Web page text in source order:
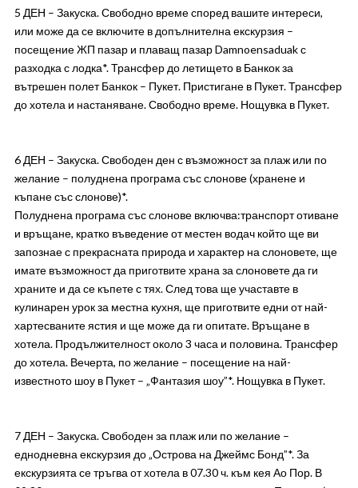
5 ДЕН – Закуска. Свободно време според вашите интереси,
или може да се включите в допълнителна екскурзия –
посещение ЖП пазар и плаващ пазар Damnoensaduak с
разходка с лодка*. Трансфер до летището в Банкок за
вътрешен полет Банкок – Пукет. Пристигане в Пукет. Трансфер
до хотела и настаняване. Свободно време. Нощувка в Пукет.
6 ДЕН – Закуска. Свободен ден с възможност за плаж или по
желание – полуднена програма със слонове (хранене и
къпане със слонове)*.
Полуднена програма със слонове включва:транспорт отиване
и връщане, кратко въведение от местен водач който ще ви
запознае с прекрасната природа и характер на слоновете, ще
имате възможност да приготвите храна за слоновете да ги
храните и да се къпете с тях. След това ще участавте в
кулинарен урок за местна кухня, ще приготвите едни от най-
хартесваните ястия и ще може да ги опитате. Връщане в
хотела. Продължителност около 3 часа и половина. Трансфер
до хотела. Вечерта, по желание – посещение на най-
известното шоу в Пукет – „Фантазия шоу”*. Нощувка в Пукет.
7 ДЕН – Закуска. Свободен за плаж или по желание –
еднодневна екскурзия до „Острова на Джеймс Бонд”*. За
екскурзията се тръгва от хотела в 07.30 ч. към кея Ао Пор. В